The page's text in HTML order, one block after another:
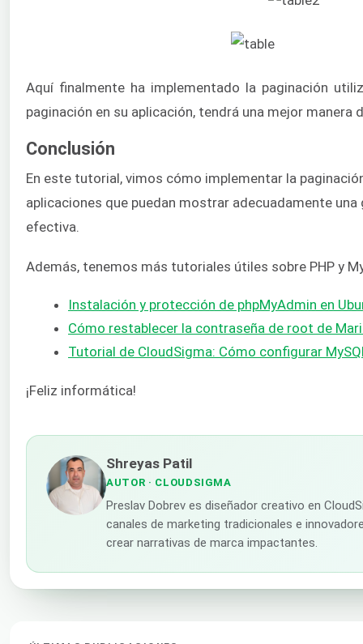
Aquí finalmente ha implementado la paginación
paginación en su aplicación, tendrá una mejor
Conclusión
En este tutorial, vimos cómo implementar la
aplicaciones que puedan mostrar adecuadamente
efectiva.
Además, tenemos más tutoriales útiles sobre PHP y
Instalación y protección de phpMyAdmin en
Cómo restablecer la contraseña de root de
Tutorial de CloudSigma: Cómo configurar
¡Feliz informática!
Shreyas Patil
AUTOR · CLOUDSIGMA
Preslav Dobrev es diseñador creativo en
canales de marketing tradicionales e
crear narrativas de marca impactantes.